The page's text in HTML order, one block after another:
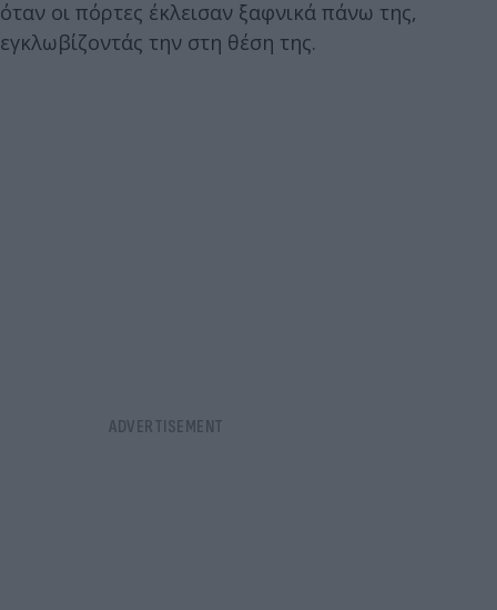
όταν οι πόρτες έκλεισαν ξαφνικά πάνω της,
εγκλωβίζοντάς την στη θέση της.